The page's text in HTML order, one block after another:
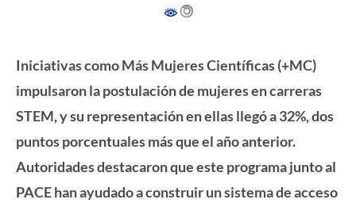
Iniciativas como Más Mujeres Científicas (+MC)
impulsaron la postulación de mujeres en carreras
STEM, y su representación en ellas llegó a 32%, dos
puntos porcentuales más que el año anterior.
Autoridades destacaron que este programa junto al
PACE han ayudado a construir un sistema de acceso